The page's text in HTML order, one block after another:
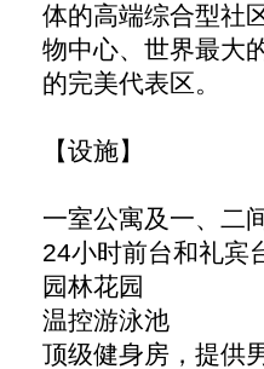
体的高端综合型社
物中心、世界最大
的完美代表区。
【设施】
一室公寓及一、二
24小时前台和礼宾
园林花园
温控游泳池
顶级健身房，提供